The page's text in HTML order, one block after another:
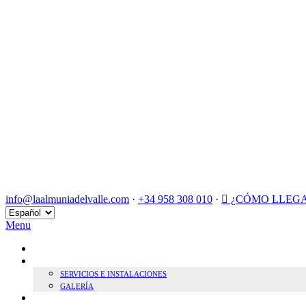
info@laalmuniadelvalle.com · +34 958 308 010 ·
¿CÓMO
Elegir
un
Menu
SERVICIOS E INSTALACIONES
GALERÍA